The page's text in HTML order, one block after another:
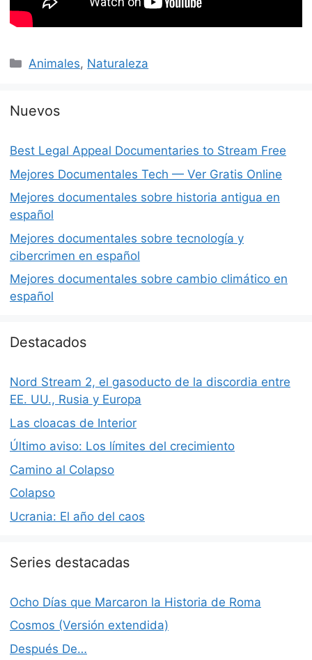
Categorías
Animales, Naturaleza
Nuevos
Best Legal Appeal Documentaries to Stream Free
Mejores Documentales Tech — Ver Gratis Online
Mejores documentales sobre historia antigua en
español
Mejores documentales sobre tecnología y
cibercrimen en español
Mejores documentales sobre cambio climático en
español
Destacados
Nord Stream 2, el gasoducto de la discordia entre
EE. UU., Rusia y Europa
Las cloacas de Interior
Último aviso: Los límites del crecimiento
Camino al Colapso
Colapso
Ucrania: El año del caos
Series destacadas
Ocho Días que Marcaron la Historia de Roma
Cosmos (Versión extendida)
Después De…